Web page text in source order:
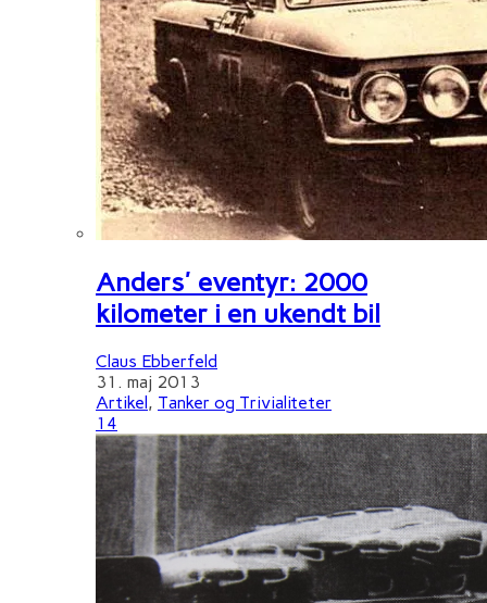
Anders' eventyr: 2000
kilometer i en ukendt bil
Claus Ebberfeld
31. maj 2013
Artikel , Tanker og Trivialiteter
14